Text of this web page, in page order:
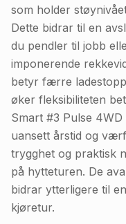
som holder
Dette bidrar til en
du pendler til jobb
imponerende
betyr færre
øker fleksibiliteten
Smart #3 Pulse
uansett årstid og
trygghet og praktisk
på hytteturen. De
bidrar ytterligere til
kjøretur.